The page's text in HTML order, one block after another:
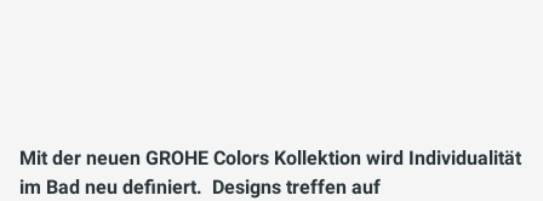
Mit der neuen GROHE Colors Kollektion wird Individualität
im Bad neu definiert. Designs treffen auf